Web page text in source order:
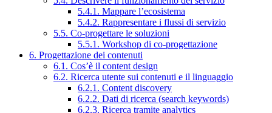
5.4.1. Mappare l’ecosistema
5.4.2. Rappresentare i flussi di servizio
5.5. Co-progettare le soluzioni
5.5.1. Workshop di co-progettazione
6. Progettazione dei contenuti
6.1. Cos’è il content design
6.2. Ricerca utente sui contenuti e il linguaggio
6.2.1. Content discovery
6.2.2. Dati di ricerca (search keywords)
6.2.3. Ricerca tramite analytics